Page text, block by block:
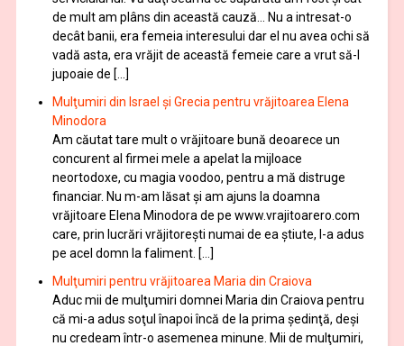
de mult am plâns din această cauză… Nu a intresat-o
decât banii, era femeia interesului dar el nu avea ochi să
vadă asta, era vrăjit de această femeie care a vrut să-l
jupoaie de […]
Mulţumiri din Israel și Grecia pentru vrăjitoarea Elena
Minodora
Am căutat tare mult o vrăjitoare bună deoarece un
concurent al firmei mele a apelat la mijloace
neortodoxe, cu magia voodoo, pentru a mă distruge
financiar. Nu m-am lăsat şi am ajuns la doamna
vrăjitoare Elena Minodora de pe www.vrajitoarero.com
care, prin lucrări vrăjitorești numai de ea ştiute, l-a adus
pe acel domn la faliment. […]
Mulţumiri pentru vrăjitoarea Maria din Craiova
Aduc mii de mulţumiri domnei Maria din Craiova pentru
că mi-a adus soţul înapoi încă de la prima şedinţă, deşi
nu credeam într-o asemenea minune. Mii de mulţumiri,